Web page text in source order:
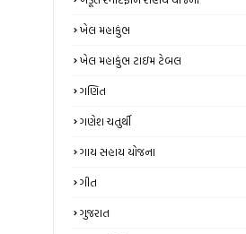
ખેલ મહાકુંભ
ખેલ મહાકુંભ ટાઇમ ટેબલ
ગણિત
ગણેશ ચતુર્થી
ગાય સહાય યોજના
ગીત
ગુજરાત